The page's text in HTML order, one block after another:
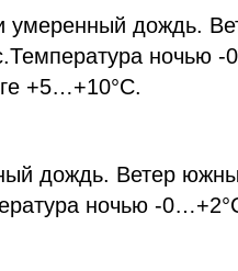
дождь.
ночью
+5…+10°С.
дождь. Ветер
ночью -